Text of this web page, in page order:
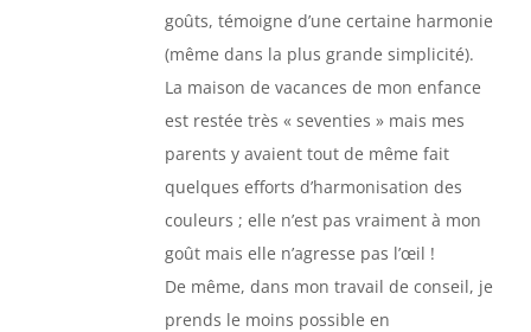
goûts, témoigne d’une certaine harmonie
(même dans la plus grande simplicité).
La maison de vacances de mon enfance
est restée très « seventies » mais mes
parents y avaient tout de même fait
quelques efforts d’harmonisation des
couleurs ; elle n’est pas vraiment à mon
goût mais elle n’agresse pas l’œil !
De même, dans mon travail de conseil, je
prends le moins possible en